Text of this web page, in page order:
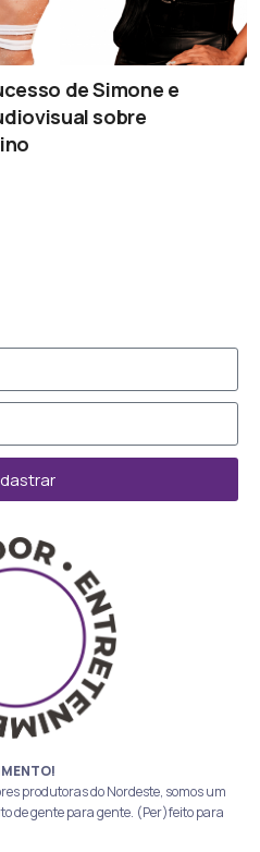
de Simone e
sobre
produtoras do Nordeste, somos um
de gente para gente. (Per)feito para